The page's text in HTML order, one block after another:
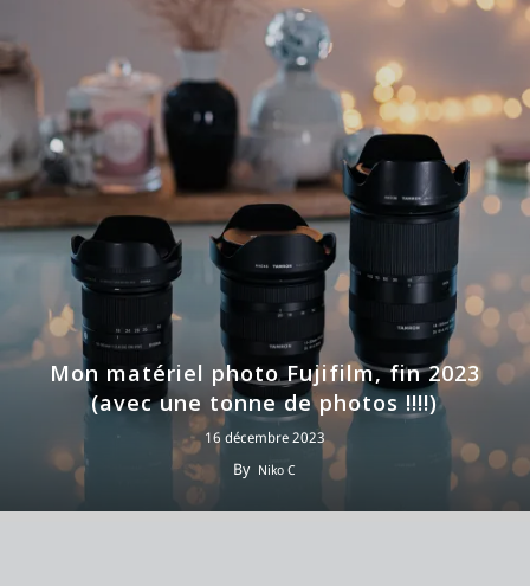
Mon matériel photo Fujifilm, fin 2023
(avec une tonne de photos !!!!)
16 décembre 2023
By Niko C